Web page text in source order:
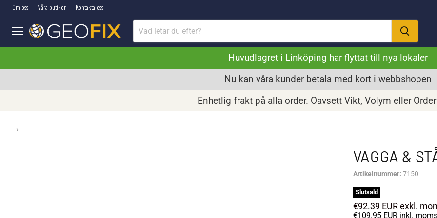
Om oss Våra butiker Kontakta oss
Meny
Huvudlagret i Linköping har flyttat till nya lokaler
Nu kan våra kunder betala med kort i webbshopen
Enhetlig frakt på alla order. Oavsett Vikt, Volym eller
›
VAGGA &
Artikelnummer: 7150
Slutsåld
€92.39 EURexkl.
€109.95 EURinkl. moms